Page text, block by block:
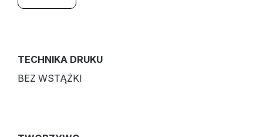
TECHNIKA DRUKU
BEZ WSTĄŻKI